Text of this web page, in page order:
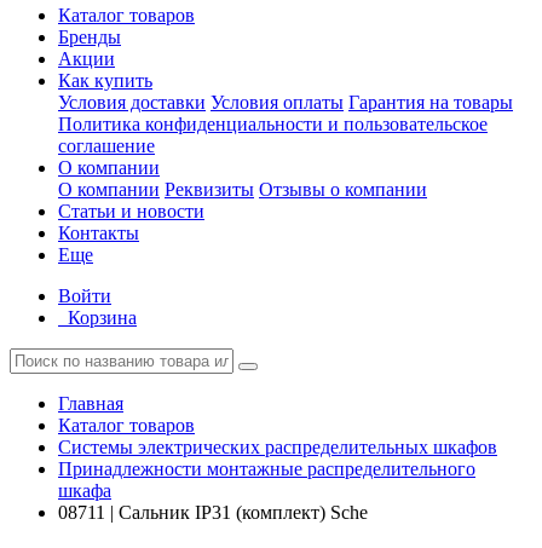
Каталог товаров
Бренды
Акции
Как купить
Условия доставки Условия оплаты Гарантия на товары
Политика конфиденциальности и пользовательское
соглашение
О компании
О компании Реквизиты Отзывы о компании
Статьи и новости
Контакты
Еще
Войти
Корзина
Главная
Каталог товаров
Системы электрических распределительных шкафов
Принадлежности монтажные распределительного
шкафа
08711 | Сальник IP31 (комплект) Sche